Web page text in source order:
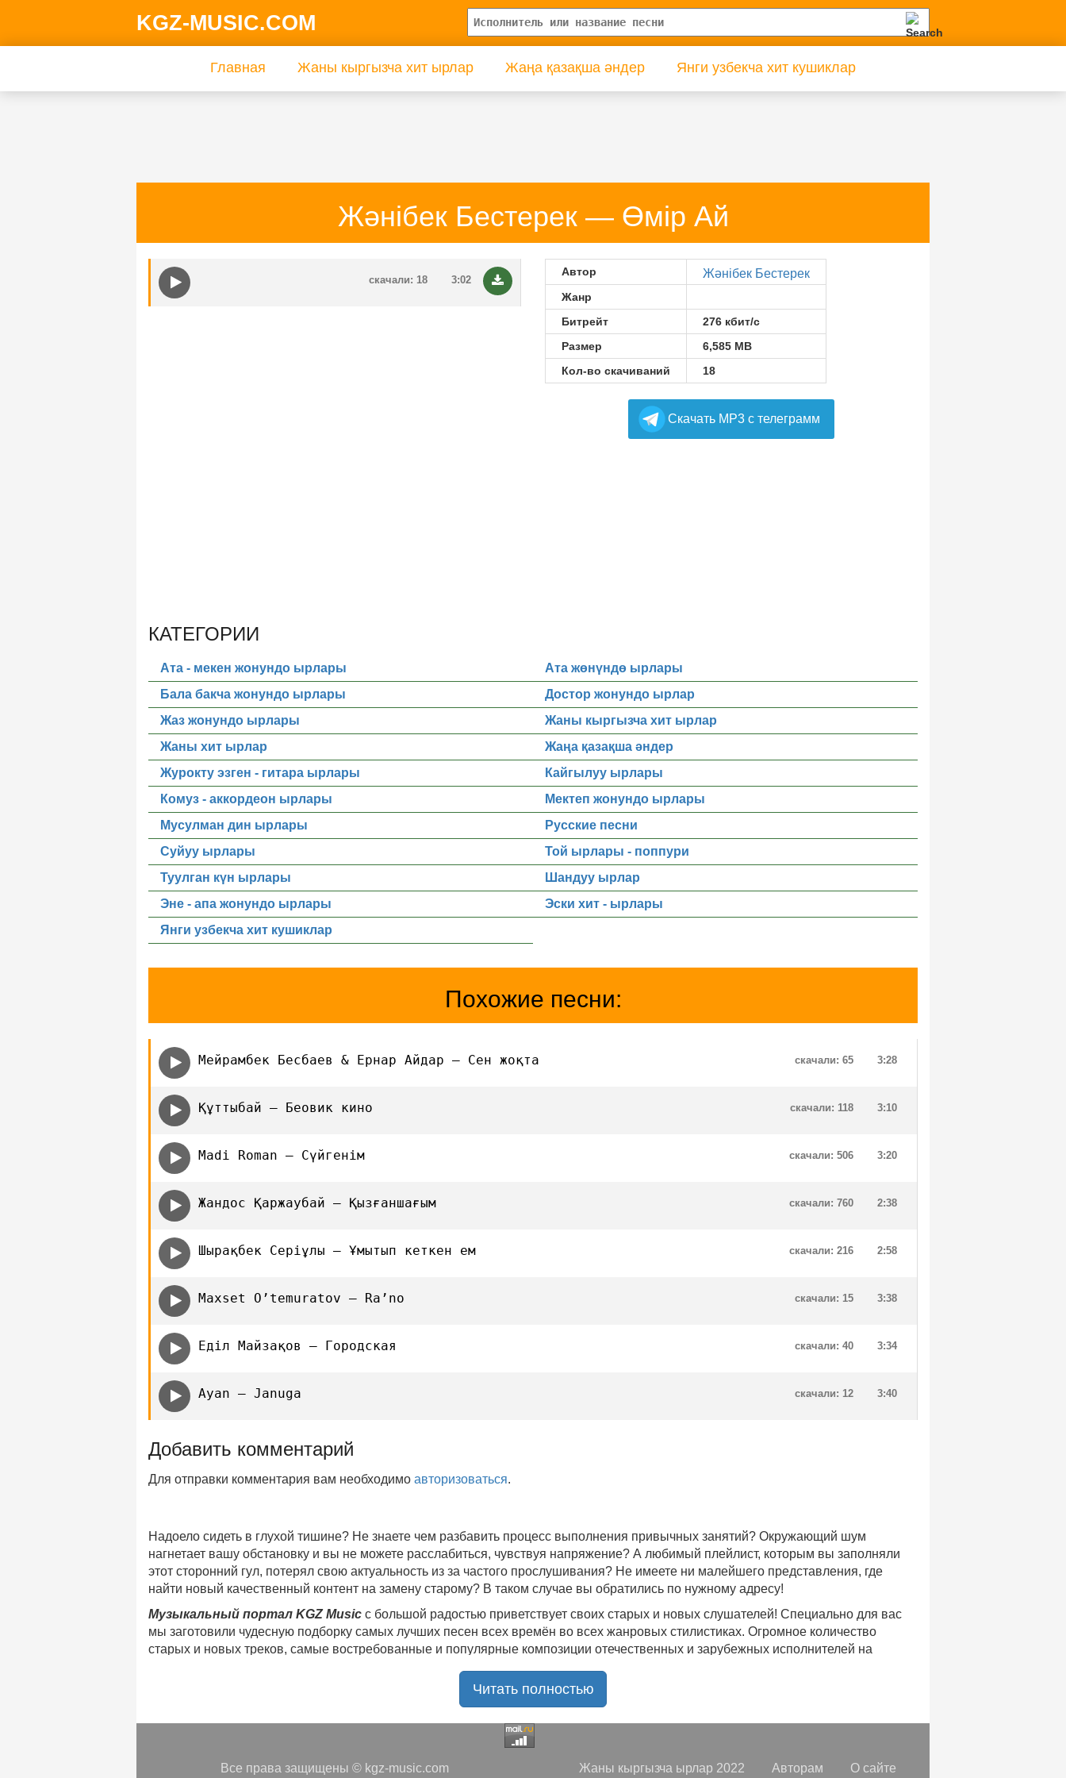
KGZ-MUSIC.COM
Главная Жаны кыргызча хит ырлар Жаңа қазақша әндер Янги узбекча хит кушиклар
Жәнібек Бестерек — Өмір Ай
3:02
скачали: 18
Автор Жәнібек Бестерек
Жанр
Битрейт
276 кбит/с
Размер
6,585 MB
Кол-во скачиваний
18
Cкачать MP3 с телеграмм
КАТЕГОРИИ
Ата - мекен жонундо ырлары
Ата жөнүндө ырлары
Бала бакча жонундо ырлары
Достор жонундо ырлар
Жаз жонундо ырлары
Жаны кыргызча хит ырлар
Жаны хит ырлар
Жаңа қазақша әндер
Журокту эзген - гитара ырлары
Кайгылуу ырлары
Комуз - аккордеон ырлары
Мектеп жонундо ырлары
Мусулман дин ырлары
Русские песни
Суйуу ырлары
Той ырлары - поппури
Туулган күн ырлары
Шандуу ырлар
Эне - апа жонундо ырлары
Эски хит - ырлары
Янги узбекча хит кушиклар
Похожие песни:
Мейрамбек Бесбаев & Ернар Айдар — Сен жоқта 3:28
скачали: 65
Құттыбай — Беовик кино 3:10
скачали: 118
Madi Roman — Сүйгенім 3:20
скачали: 506
Жандос Қаржаубай — Қызғаншағым 2:38
скачали: 760
Шырақбек Серіұлы — Ұмытып кеткен ем 2:58
скачали: 216
Maxset O’temuratov — Ra’no 3:38
скачали: 15
Еділ Майзақов — Городская 3:34
скачали: 40
Ayan — Januga 3:40
скачали: 12
Добавить комментарий
Для отправки комментария вам необходимо авторизоваться.
Надоело сидеть в глухой тишине? Не знаете чем разбавить процесс выполнения привычных занятий? Окружающий шум
нагнетает вашу обстановку и вы не можете расслабиться, чувствуя напряжение? А любимый плейлист, которым вы заполняли
этот сторонний гул, потерял свою актуальность из за частого прослушивания? Не имеете ни малейшего представления, где
найти новый качественный контент на замену старому? В таком случае вы обратились по нужному адресу!
Музыкальный портал KGZ Music с большой радостью приветствует своих старых и новых слушателей! Специально для вас
мы заготовили чудесную подборку самых лучших песен всех времён во всех жанровых стилистиках. Огромное количество
старых и новых треков, самые востребованные и популярные композиции отечественных и зарубежных исполнителей на
Мы предоставляем вашему вниманию богатую коллекцию качественной музыки в бесплатном доступе, с возможностью
Самые свежие альбомы
и новые релизы этого года, хиты уходящих и нынешних годов,
Регулярные обновления, постоянные новинки, большой музыкальный ассортимент на любой вкус, и все это только на
платформе KGZ Music. Наша команда с большой ответственностью подходит к созданию подборок, отбирая
самые лучшие
Читать полностью
Все права защищены © kgz-music.com Жаны кыргызча ырлар 2022 Авторам О сайте